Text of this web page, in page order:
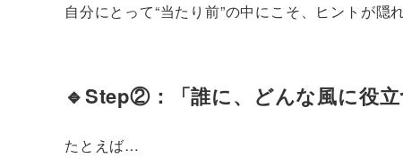
自分にとって“当たり前”の中にこそ、ヒントが隠
🔹Step②：「誰に、どんな風に役
たとえば…